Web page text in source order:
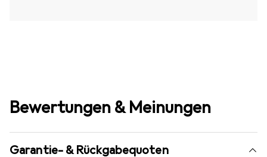
Bewertungen & Meinungen
Garantie- & Rückgabequoten